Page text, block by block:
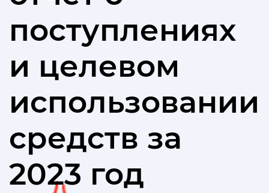
поступлениях
и целевом
использовании
средств за
2023 год